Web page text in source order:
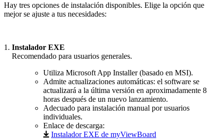
Hay tres opciones de instalación disponibles. Elige la opción que
mejor se ajuste a tus necesidades:
1. Instalador EXE
Recomendado para usuarios generales.
Utiliza Microsoft App Installer (basado en MSI).
Admite actualizaciones automáticas: el software se
actualizará a la última versión en aproximadamente 8
horas después de un nuevo lanzamiento.
Adecuado para instalación manual por usuarios
individuales.
Enlace de descarga:
Instalador EXE de myViewBoard